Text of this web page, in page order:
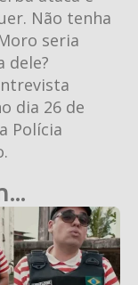
Não tenha
seria
dele?
dia 26 de
Polícia